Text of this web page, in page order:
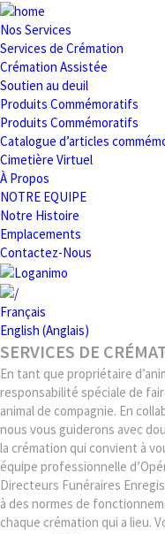
Nos Services
Services de Crémation
Crémation Assistée
Soutien au deuil
Produits Commémoratifs
Produits Commémoratifs
Catalogue d’articles
Cimetière Virtuel
À Propos
NOTRE EQUIPE
Notre Histoire
Emplacements
Contactez-Nous
Français
English (Anglais)
SERVICES DE
En tant que propriétaire
responsabilité spéciale de
animal de compagnie. En
nous vous guiderons avec
la crémation qui convient à
équipe professionnelle
Directeurs Funéraires
à des normes de
chaque crémation qui a lieu.